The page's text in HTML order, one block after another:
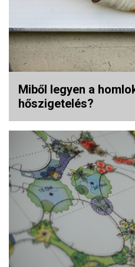
Miből legyen a
hőszigetelés?
miért nem történt meg a
újra itt az alkalom felszerelni a
grafitos EPS vagy kőzetgyapot
tovább olvasom